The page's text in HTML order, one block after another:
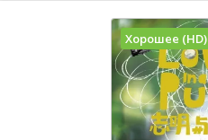
Хорошее (HD)